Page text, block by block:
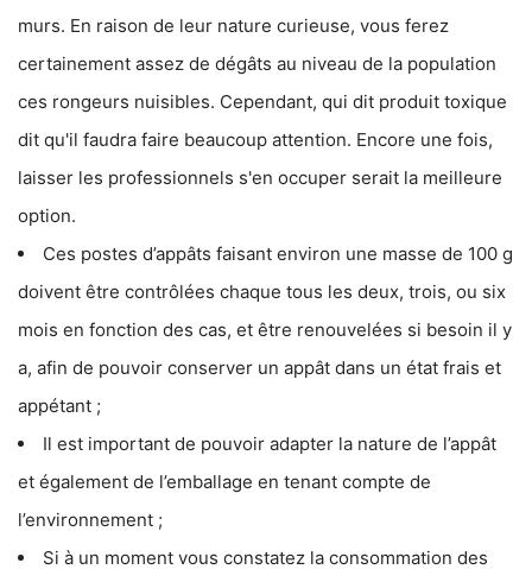
murs. En raison de leur nature curieuse, vous ferez
certainement assez de dégâts au niveau de la population
ces rongeurs nuisibles. Cependant, qui dit produit toxique
dit qu'il faudra faire beaucoup attention. Encore une fois,
laisser les professionnels s'en occuper serait la meilleure
option.
Ces postes d’appâts faisant environ une masse de 100 g
doivent être contrôlées chaque tous les deux, trois, ou six
mois en fonction des cas, et être renouvelées si besoin il y
a, afin de pouvoir conserver un appât dans un état frais et
appétant ;
Il est important de pouvoir adapter la nature de l’appât
et également de l’emballage en tenant compte de
l’environnement ;
Si à un moment vous constatez la consommation des